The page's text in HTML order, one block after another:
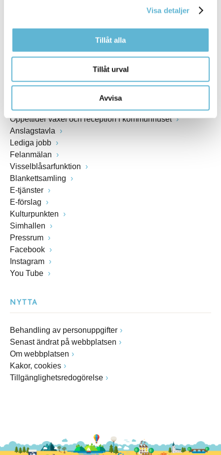
Visa detaljer
Tillåt alla
Tillåt urval
Avvisa
Fax: 0456-82 22 00
Öppettider växel och reception i kommunhuset
Anslagstavla
Lediga jobb
Felanmälan
Visselblåsarfunktion
Blankettsamling
E-tjänster
E-förslag
Kulturpunkten
Simhallen
Pressrum
Facebook
Instagram
You Tube
NYTTA
Behandling av personuppgifter
Senast ändrat på webbplatsen
Om webbplatsen
Kakor, cookies
Tillgänglighetsredogörelse